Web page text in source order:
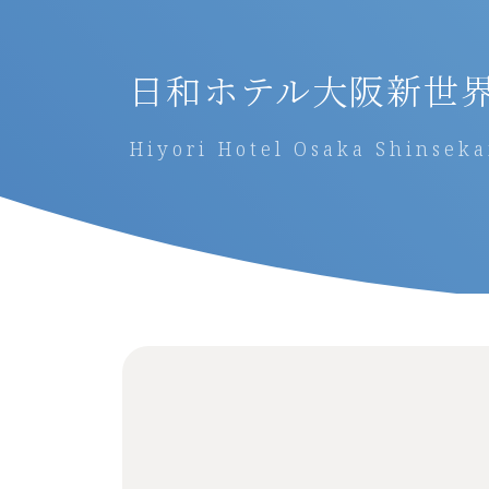
日和ホテル大阪新世
Hiyori Hotel Osaka